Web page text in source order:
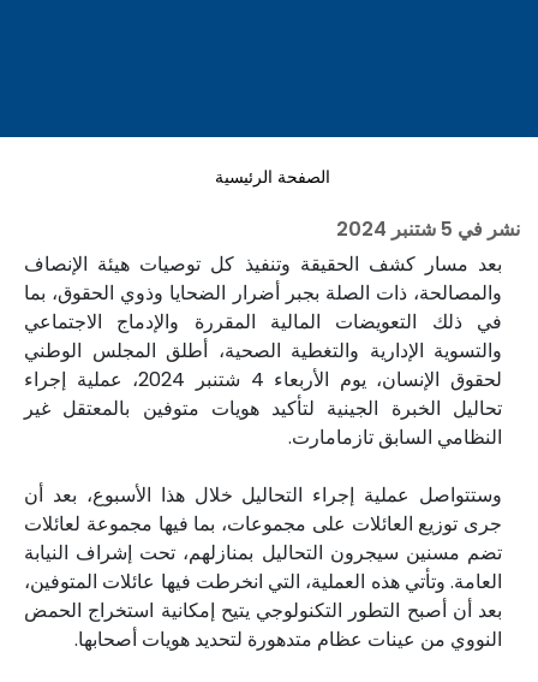
الصفحة الرئيسية
نشر في 5 شتنبر 2024
بعد مسار كشف الحقيقة وتنفيذ كل توصيات هيئة الإنصاف
والمصالحة، ذات الصلة بجبر أضرار الضحايا وذوي الحقوق، بما
في ذلك التعويضات المالية المقررة والإدماج الاجتماعي
والتسوية الإدارية والتغطية الصحية، أطلق المجلس الوطني
لحقوق الإنسان، يوم الأربعاء 4 شتنبر 2024، عملية إجراء
تحاليل الخبرة الجينية لتأكيد هويات متوفين بالمعتقل غير
النظامي السابق تازمامارت.
وستتواصل عملية إجراء التحاليل خلال هذا الأسبوع، بعد أن
جرى توزيع العائلات على مجموعات، بما فيها مجموعة لعائلات
تضم مسنين سيجرون التحاليل بمنازلهم، تحت إشراف النيابة
العامة. وتأتي هذه العملية، التي انخرطت فيها عائلات المتوفين،
بعد أن أصبح التطور التكنولوجي يتيح إمكانية استخراج الحمض
النووي من عينات عظام متدهورة لتحديد هويات أصحابها.